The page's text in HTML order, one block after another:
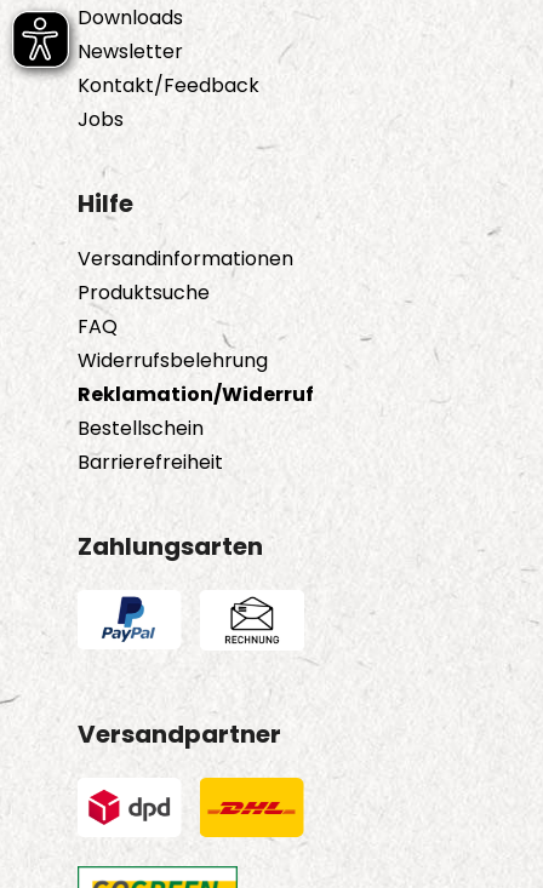
Downloads
Newsletter
Kontakt/Feedback
Jobs
Hilfe
Versandinformationen
Produktsuche
FAQ
Widerrufsbelehrung
Reklamation/Widerruf
Bestellschein
Barrierefreiheit
Zahlungsarten
Versandpartner